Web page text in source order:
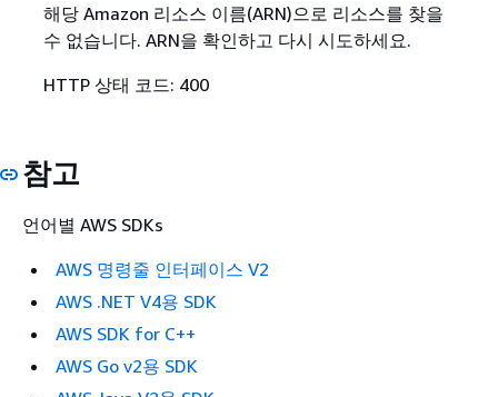
해당 Amazon 리소스 이름(ARN)으로 리소스를 찾을
수 없습니다. ARN을 확인하고 다시 시도하세요.
HTTP 상태 코드: 400
참고
언어별 AWS SDKs
AWS 명령줄 인터페이스 V2
AWS .NET V4용 SDK
AWS SDK for C++
AWS Go v2용 SDK